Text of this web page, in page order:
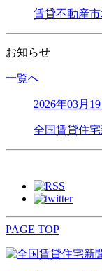
賃貸不動産
お知らせ
一覧へ
2026年03月19
全国賃貸住
PAGE TOP